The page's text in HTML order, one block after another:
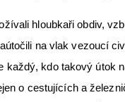
hloubkaři obdiv,
na vlak vezoucí
každý, kdo takový útok
o cestujících a